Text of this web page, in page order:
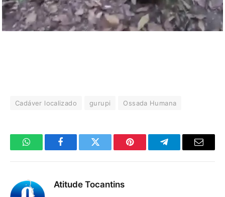
Cadáver localizado gurupi Ossada Humana
WhatsAppFacebookTwitter Pinterest TelegramaE-
Atitude Tocantins